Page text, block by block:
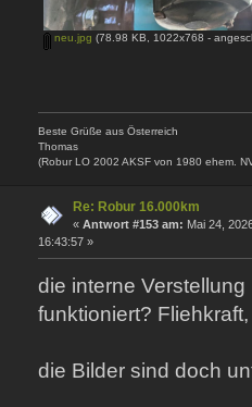
neu.jpg (78.98 KB, 1022x768 -
Beste Grüße aus Österreich
Thomas
(Robur LO 2002 AKSF von 1980 ehem.
Re: Robur 16.000km
« Antwort #153 am: Mai 24,
16:43:57 »
die interne
funktioniert?
die Bilder sind doch